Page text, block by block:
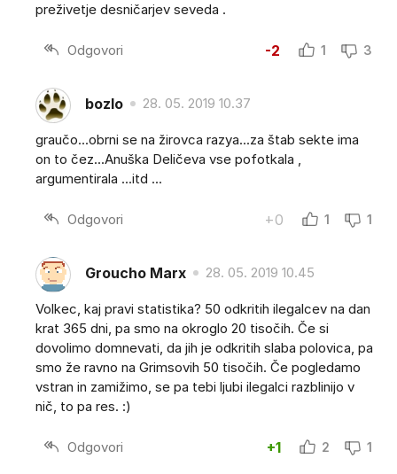
preživetje desničarjev seveda .
Odgovori -2 1 3
bozlo 28. 05. 2019 10.37
graučo...obrni se na žirovca razya...za štab sekte ima
on to čez...Anuška Deličeva vse pofotkala ,
argumentirala ...itd ...
Odgovori +0 1 1
Groucho Marx 28. 05. 2019 10.45
Volkec, kaj pravi statistika? 50 odkritih ilegalcev na dan
krat 365 dni, pa smo na okroglo 20 tisočih. Če si
dovolimo domnevati, da jih je odkritih slaba polovica, pa
smo že ravno na Grimsovih 50 tisočih. Če pogledamo
vstran in zamižimo, se pa tebi ljubi ilegalci razblinijo v
nič, to pa res. :)
Odgovori +1 2 1